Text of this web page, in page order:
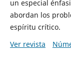
un especial
abordan los
espíritu crítico.
Ver revista